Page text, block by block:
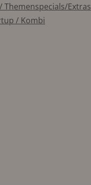
Themenspecials/Extras
/ Kombi